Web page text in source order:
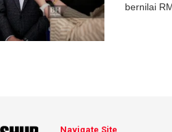
bernilai
Navigate Site